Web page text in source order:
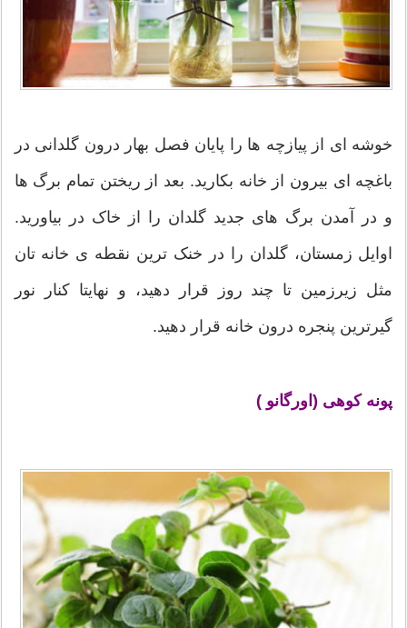
خوشه ای از پیازچه ها را پایان فصل بهار درون گلدانی در
باغچه ای بیرون از خانه بکارید. بعد از ریختن تمام برگ ها
و در آمدن برگ های جدید گلدان را از خاک در بیاورید.
اوایل زمستان، گلدان را در خنک ترین نقطه ی خانه تان
مثل زیرزمین تا چند روز قرار دهید، و نهایتا کنار نور
گیرترین پنجره درون خانه قرار دهید.
پونه کوهی (اورگانو )